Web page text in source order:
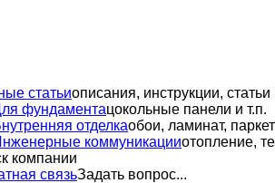
статьиописания, инструкции, статьи
фундаментацокольные панели и т.п.
отделкаобои, ламинат, паркет
коммуникацииотопление,
компании
связьЗадать вопрос...